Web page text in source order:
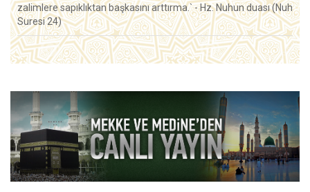
zalimlere sapıklıktan başkasını arttırma.` - Hz. Nuhun duası (Nuh
Suresi 24)